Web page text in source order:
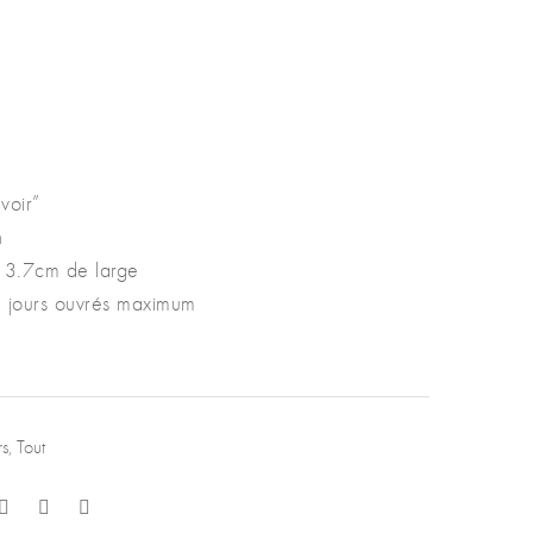
€.
de large
ouvrés maximum
, Tout